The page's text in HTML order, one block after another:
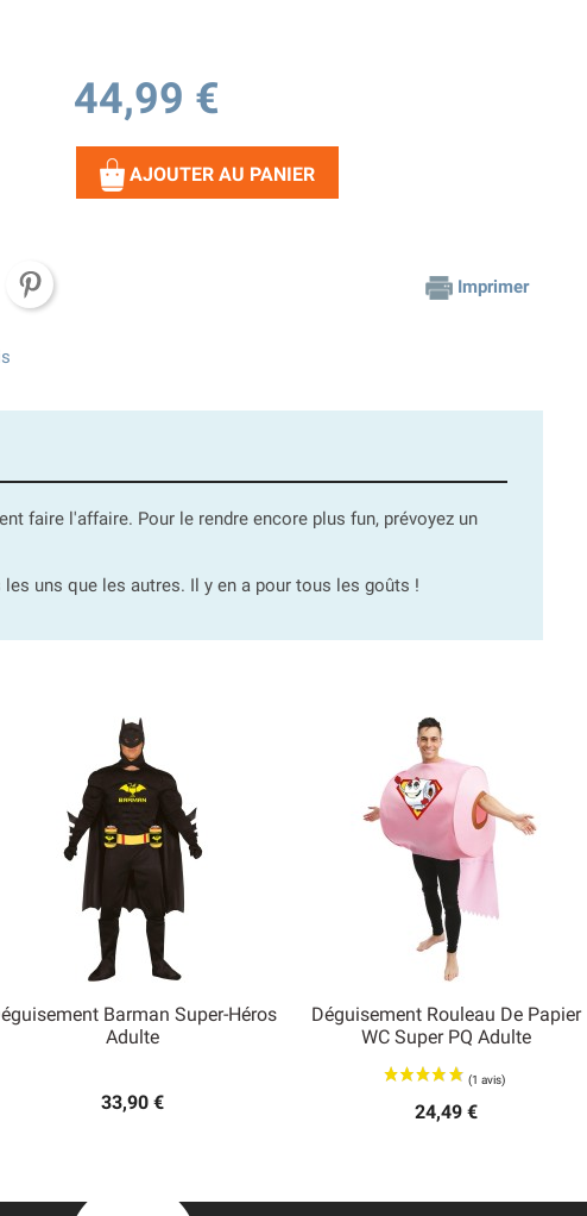
44,99 €
AJOUTER AU PANIER
Imprimer
faire l'affaire. Pour le rendre encore plus fun, prévoyez un
uns que les autres. Il y en a pour tous les goûts !
Barman Super-Héros
Adulte
33,90 €
Aperçu rapide
Déguisement Rouleau De Papier
WC Super PQ Adulte
24,49 €
Aperçu rapide